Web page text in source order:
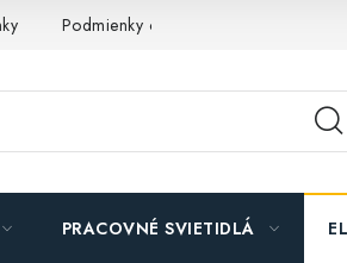
Podmienky ochrany osobných údajov
PRACOVNÉ SVIETIDLÁ